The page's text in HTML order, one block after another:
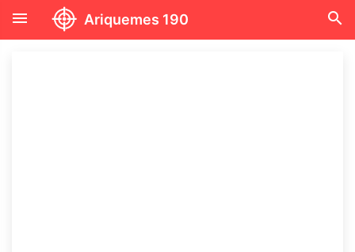
menu Ariquemes 190 search